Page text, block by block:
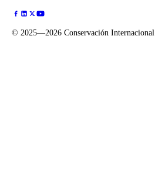
© 2025—2026 Conservación Internacional